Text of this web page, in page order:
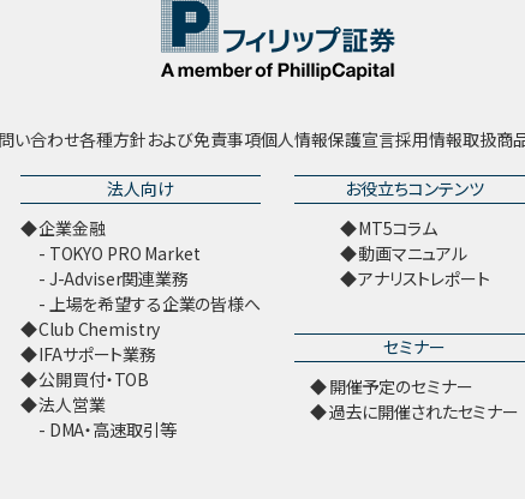
い合わせ各種方針および免責事項個人情報保護宣言採用情報取扱商
法人向け
企業金融
TOKYO PRO Market
J-Adviser関連業務
上場を希望する企業の皆様へ
Club Chemistry
IFAサポート業務
公開買付・TOB
法人営業
DMA・高速取引等
お役立ちコンテンツ
MT5コラム
動画マニュアル
アナリストレポート
セミナー
開催予定のセミナー
過去に開催されたセミナー